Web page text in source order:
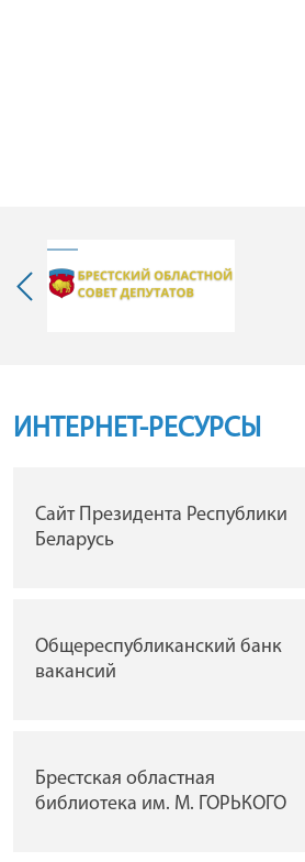
ИНТЕРНЕТ-РЕСУРСЫ
Сайт Президента Республики
Беларусь
Общереспубликанский банк
вакансий
Брестская областная
библиотека им. М. ГОРЬКОГО